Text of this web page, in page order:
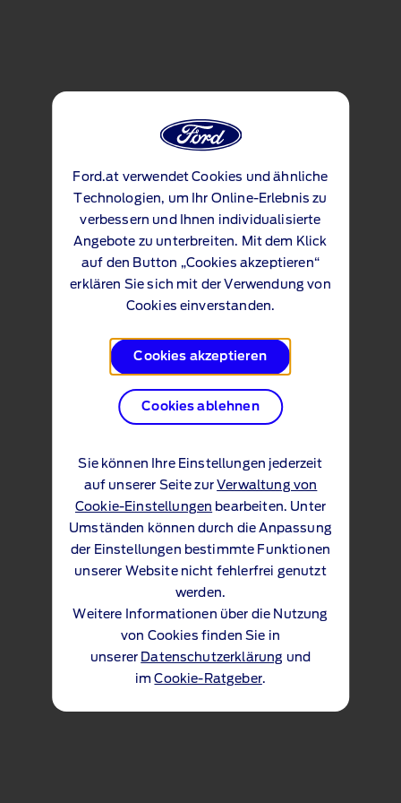
Ford.at verwendet Cookies und ähnliche
Technologien, um Ihr Online-Erlebnis zu
verbessern und Ihnen individualisierte
Angebote zu unterbreiten. Mit dem Klick
auf den Button „Cookies akzeptieren“
erklären Sie sich mit der Verwendung von
Cookies einverstanden.
Cookies akzeptieren
Cookies ablehnen
Sie können Ihre Einstellungen jederzeit
auf unserer Seite zur Verwaltung von
Cookie-Einstellungen bearbeiten. Unter
Umständen können durch die Anpassung
der Einstellungen bestimmte Funktionen
unserer Website nicht fehlerfrei genutzt
werden.
Weitere Informationen über die Nutzung
von Cookies finden Sie in
unserer Datenschutzerklärung und
imCookie-Ratgeber.